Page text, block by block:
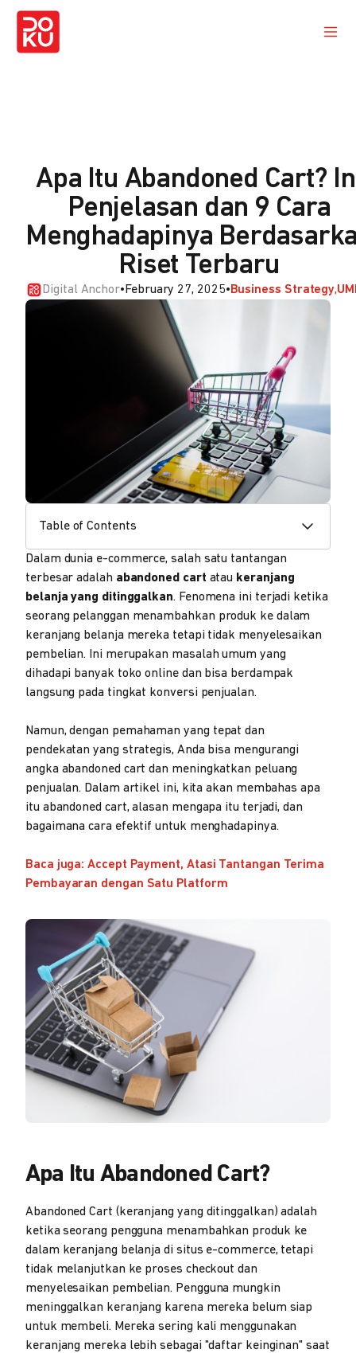
Apa Itu Abandoned Cart?
Penjelasan dan 9 Cara
Menghadapinya
Riset Terbaru
Digital Anchor• February 27, 2025•Business Strategy
Table of Contents
Dalam dunia e-commerce, salah satu tantangan
terbesar adalah abandoned cart atau keranjang
belanja yang ditinggalkan. Fenomena ini terjadi ketika
seorang pelanggan menambahkan produk ke dalam
keranjang belanja mereka tetapi tidak menyelesaikan
pembelian. Ini merupakan masalah umum yang
dihadapi banyak toko online dan bisa berdampak
langsung pada tingkat konversi penjualan.
Namun, dengan pemahaman yang tepat dan
pendekatan yang strategis, Anda bisa mengurangi
angka abandoned cart dan meningkatkan peluang
penjualan. Dalam artikel ini, kita akan membahas apa
itu abandoned cart, alasan mengapa itu terjadi, dan
bagaimana cara efektif untuk menghadapinya.
Baca juga: Accept Payment, Atasi Tantangan Terima
Pembayaran dengan Satu Platform
Apa Itu Abandoned Cart?
Abandoned Cart (keranjang yang ditinggalkan) adalah
ketika seorang pengguna menambahkan produk ke
dalam keranjang belanja di situs e-commerce, tetapi
tidak melanjutkan ke proses checkout dan
menyelesaikan pembelian. Pengguna mungkin
meninggalkan keranjang karena mereka belum siap
untuk membeli. Mereka sering kali menggunakan
keranjang mereka lebih sebagai "daftar keinginan" saat